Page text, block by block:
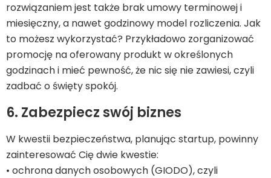
rozwiązaniem jest także brak umowy terminowej i
miesięczny, a nawet godzinowy model rozliczenia. Jak
to możesz wykorzystać? Przykładowo zorganizować
promocję na oferowany produkt w określonych
godzinach i mieć pewność, że nic się nie zawiesi, czyli
zadbać o święty spokój.
6. Zabezpiecz swój biznes
W kwestii bezpieczeństwa, planując startup, powinny
zainteresować Cię dwie kwestie:
• ochrona danych osobowych (GIODO), czyli